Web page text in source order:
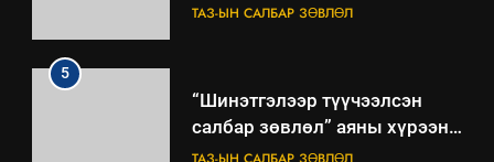
зөвлөлийн 2025 оны үйл
ТАЗ-ЫН САЛБАР ЗӨВЛӨЛ
5
“Шинэтгэлээр түүчээлсэн
салбар зөвлөл” аяны хүрээнд
зохион байгуулах арга